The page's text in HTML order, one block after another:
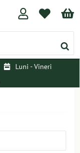
Luni - Vineri